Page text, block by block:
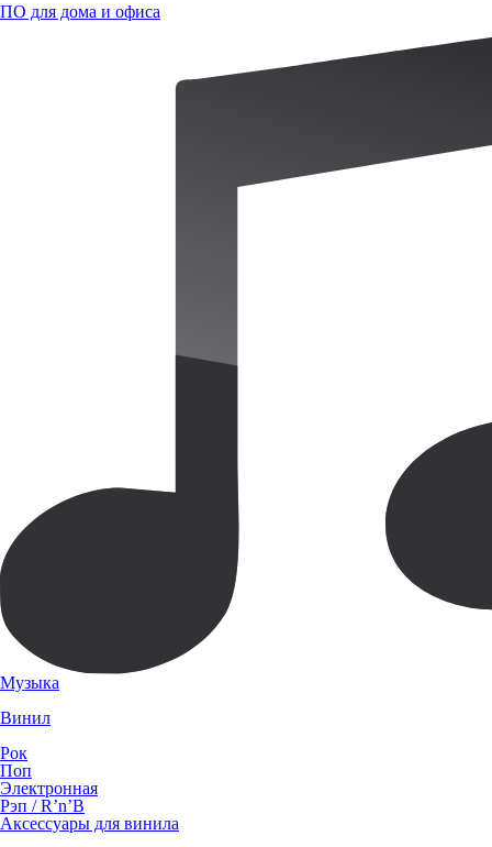
ПО для дома и офиса
Музыка
Винил
Рок
Поп
Электронная
Рэп / R’n’B
Аксессуары для винила